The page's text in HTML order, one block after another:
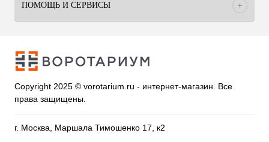
ПОМОЩЬ И СЕРВИСЫ
Copyright 2025 © vorotarium.ru - интернет-магазин. Все
права защищены.
г. Москва, Маршала Тимошенко 17, к2